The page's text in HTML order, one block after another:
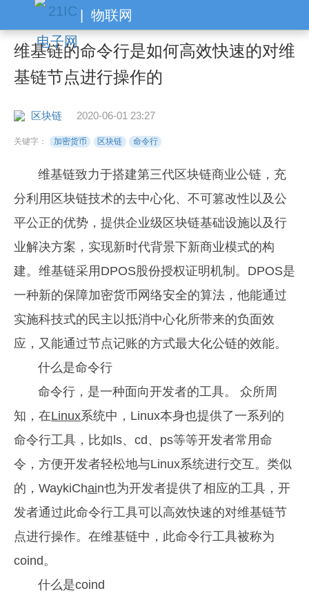
物联网
维基链的命令行是如何高效快速的对维
基链节点进行操作的
区块链 2020-06-01 23:27
关键字： 加密货币 区块链 命令行
维基链致力于搭建第三代区块链商业公链，充
分利用区块链技术的去中心化、不可篡改性以及公
平公正的优势，提供企业级区块链基础设施以及行
业解决方案，实现新时代背景下新商业模式的构
建。维基链采用DPOS股份授权证明机制。DPOS是
一种新的保障加密货币网络安全的算法，他能通过
实施科技式的民主以抵消中心化所带来的负面效
应，又能通过节点记账的方式最大化公链的效能。
什么是命令行
命令行，是一种面向开发者的工具。 众所周
知，在Linux系统中，Linux本身也提供了一系列的
命令行工具，比如ls、cd、ps等等开发者常用命
令，方便开发者轻松地与Linux系统进行交互。类似
的，WaykiChain也为开发者提供了相应的工具，开
发者通过此命令行工具可以高效快速的对维基链节
点进行操作。在维基链中，此命令行工具被称为
coind。
什么是coind